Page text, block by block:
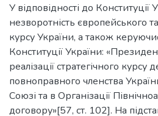
У відповідності до
незворотність європейського
курсу України, а також
Конституції України:
реалізації стратегічного
повноправного членства
Союзі та в Організації
договору»[57, ст. 102]. На